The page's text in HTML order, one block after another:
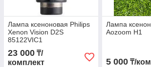
Лампа ксеноновая Philips
Xenon Vision D2S
85122VIC1
23 000 ₸/
комплект
Лампа
Aozoom H1
5 000₸/